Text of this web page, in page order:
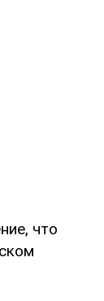
что